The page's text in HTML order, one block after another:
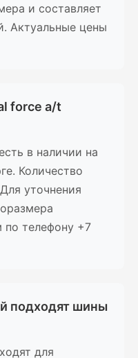
и составляет
Актуальные цены
force a/t
в наличии на
Количество
уточнения
телефону +7
подходят шины
для